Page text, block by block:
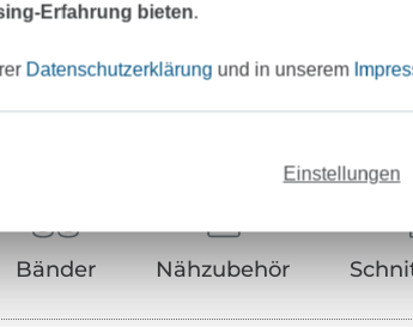
Tipp: Das passt dazu
Bänder Nähzubehör
Erfahrung bieten.
Datenschutzerklärung und in unserem
Einstellungen